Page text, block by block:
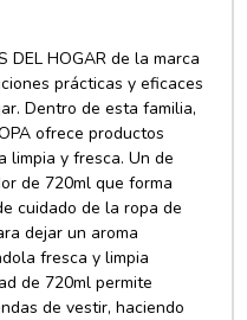
DEL HOGAR de la marca
prácticas y eficaces
Dentro de esta familia,
ofrece productos
limpia y fresca. Un de
de 720ml que forma
cuidado de la ropa de
dejar un aroma
fresca y limpia
de 720ml permite
de vestir, haciendo